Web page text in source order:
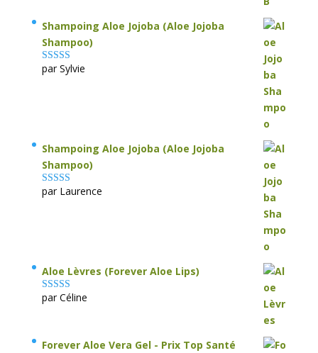
Shampoing Aloe Jojoba (Aloe Jojoba
Shampoo)
Note5sur 5
par Sylvie
Shampoing Aloe Jojoba (Aloe Jojoba
Shampoo)
Note5sur 5
par Laurence
Aloe Lèvres (Forever Aloe Lips)
Note5sur 5
par Céline
Forever Aloe Vera Gel - Prix Top Santé